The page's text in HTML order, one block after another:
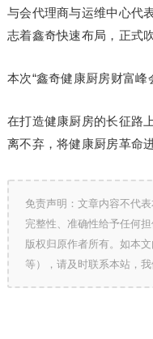
与会代理商与运维中心代
志着鑫奇快速布局，正式
本次“鑫奇健康厨房财富峰
在打造健康厨房的长征路
离不弃，将健康厨房革命
免责声明：文章内容不代
完整性、准确性给予任何
版权归原作者所有。如本
等），请及时联系本站，我